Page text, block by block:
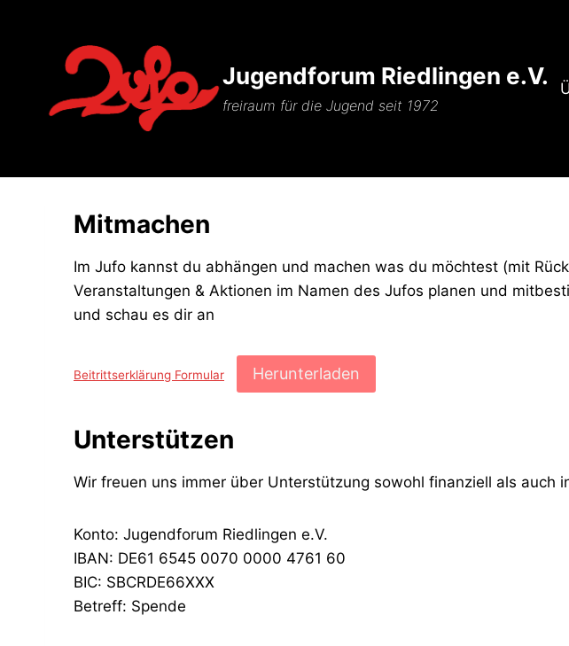
Jugendforum Riedlingen e.V.
freiraum für die Jugend seit 1972
Mitmachen
Im Jufo kannst du abhängen und machen was du möchtest (mit
Veranstaltungen & Aktionen im Namen des Jufos planen und
und schau es dir an
Beitrittserklärung Formular Herunterladen
Unterstützen
Wir freuen uns immer über Unterstützung sowohl finanziell als auch
Konto: Jugendforum Riedlingen e.V.
IBAN: DE61 6545 0070 0000 4761 60
BIC: SBCRDE66XXX
Betreff: Spende